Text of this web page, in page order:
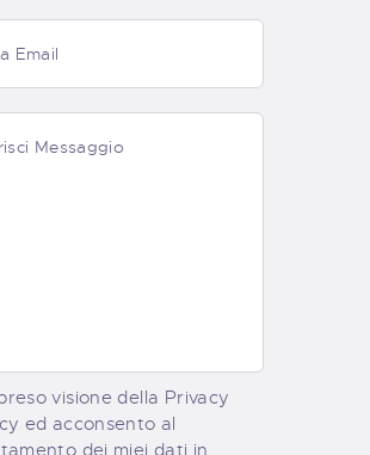
visione della Privacy
ed acconsento al
dei miei dati in